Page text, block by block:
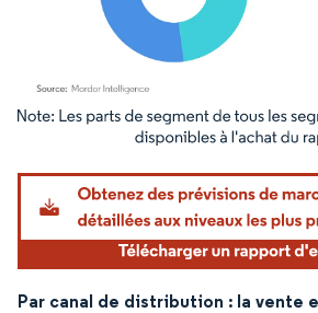
Image © Mordor Intelligence. La réutilisation
Par canal de distribution : la vente